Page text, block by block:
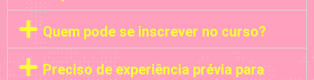
Quem pode se inscrever no curso?
Preciso de experiência prévia para